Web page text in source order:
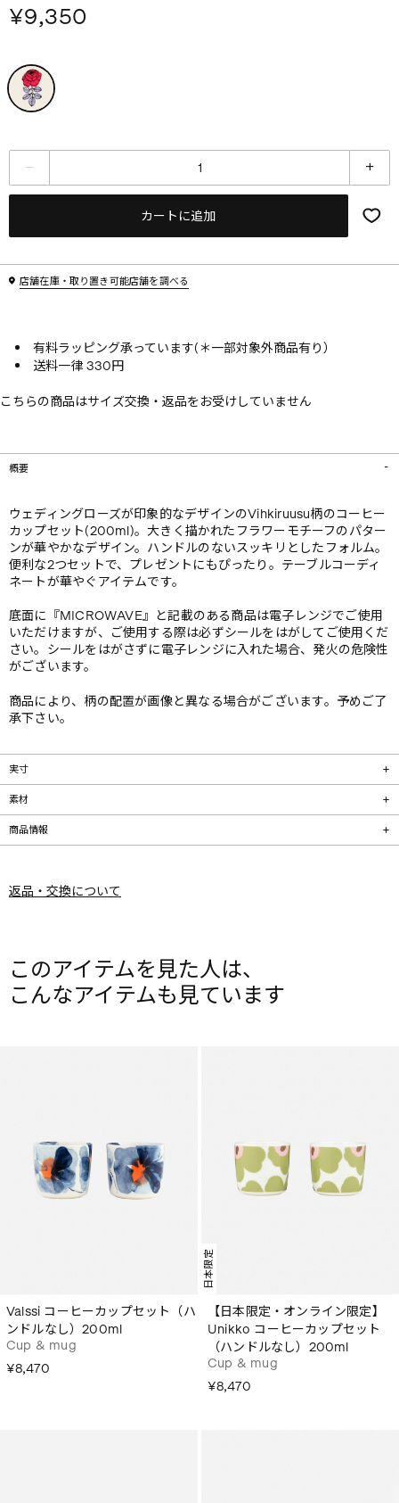
¥9,350
カートに追加
店舗在庫・取り置き可能店舗を調べる
有料ラッピング承っています(＊一部対象外商品有り）
送料一律 330円
こちらの商品はサイズ交換・返品をお受けしていません
概要
ウェディングローズが印象的なデザインのVihkiruusu柄のコーヒー
カップセット(200ml)。大きく描かれたフラワーモチーフのパター
ンが華やかなデザイン。ハンドルのないスッキリとしたフォルム。
便利な2つセットで、プレゼントにもぴったり。テーブルコーディ
ネートが華やぐアイテムです。
底面に『MICROWAVE』と記載のある商品は電子レンジでご使用
いただけますが、ご使用する際は必ずシールをはがしてご使用くだ
さい。シールをはがさずに電子レンジに入れた場合、発火の危険性
がございます。
商品により、柄の配置が画像と異なる場合がございます。予めご了
承下さい。
実寸
素材
商品情報
返品・交換について
このアイテムを見た人は、
こんなアイテムも見ています
Valssi コーヒーカップセット（ハ
ンドルなし）200ml
Cup & mug
¥8,470
日本限定
【日本限定・オンライン限定】
Unikko コーヒーカップセット
（ハンドルなし）200ml
Cup & mug
¥8,470